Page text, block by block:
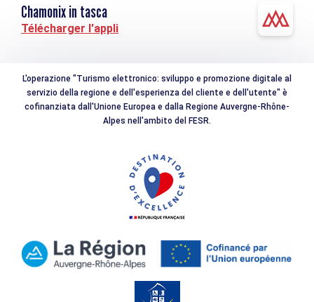
Chamonix in tasca
Télécharger l'appli
L'operazione "Turismo elettronico: sviluppo e promozione digitale al
servizio della regione e dell'esperienza del cliente e dell'utente" è
cofinanziata dall'Unione Europea e dalla Regione Auvergne-Rhône-
Alpes nell'ambito del FESR.